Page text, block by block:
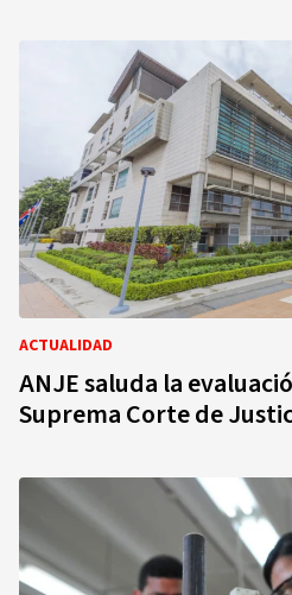
ACTUALIDAD
ANJE saluda la
Suprema Corte de